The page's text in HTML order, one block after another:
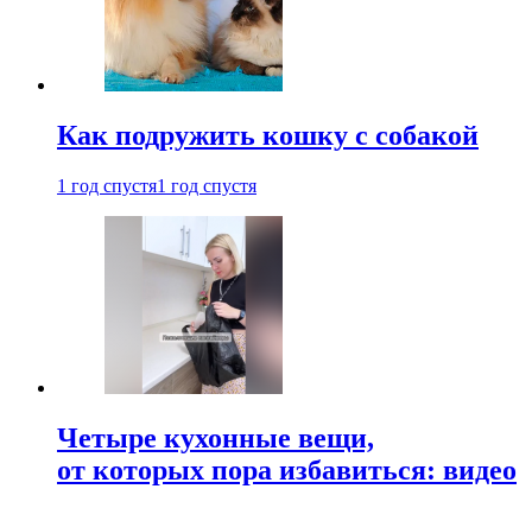
Как подружить кошку с собакой
1 год спустя1 год спустя
Четыре кухонные вещи,
от которых пора избавиться: видео